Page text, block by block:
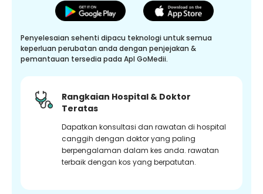
Penyelesaian sehenti dipacu teknologi untuk semua
keperluan perubatan anda dengan penjejakan &
pemantauan tersedia pada Apl GoMedii.
Rangkaian Hospital & Doktor
Teratas
Dapatkan konsultasi dan rawatan di hospital
canggih dengan doktor yang paling
berpengalaman dalam kes anda. rawatan
terbaik dengan kos yang berpatutan.